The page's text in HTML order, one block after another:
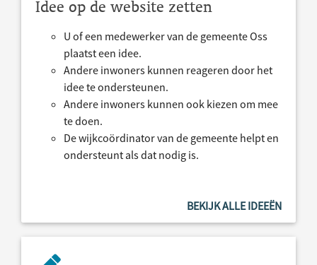
Idee op de website zetten
U of een medewerker van de gemeente Oss
plaatst een idee.
Andere inwoners kunnen reageren door het
idee te ondersteunen.
Andere inwoners kunnen ook kiezen om mee
te doen.
De wijkcoördinator van de gemeente helpt en
ondersteunt als dat nodig is.
BEKIJK ALLE IDEEËN